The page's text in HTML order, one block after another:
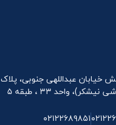
خیابان عبداللهی جنوبی، پلاک
۰۲۱۲۲۶۸۹۸۵۱